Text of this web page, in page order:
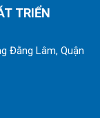
TRIỂN
Đằng Lâm, Quận